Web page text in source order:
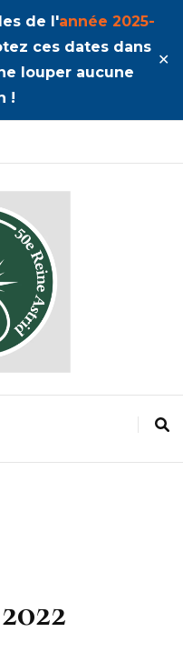
de l'année 2025-
ces dates dans
louper aucune
!
✕